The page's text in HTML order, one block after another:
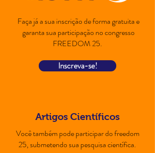
Faça já a sua inscrição de forma gratuita e
garanta sua participação no congresso
FREEDOM 25.
Inscreva-se!
Artigos Científicos
Você também pode participar do freedom
25, submetendo sua pesquisa científica.